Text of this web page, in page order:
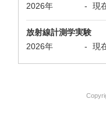
2026年
- 現
放射線計測学実験
2026年
- 現